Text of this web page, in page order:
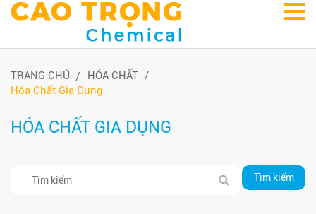
TRANG CHỦ
HÓA CHẤT
Hóa Chất Gia Dụng
HÓA CHẤT GIA DỤNG
Tìm kiếm